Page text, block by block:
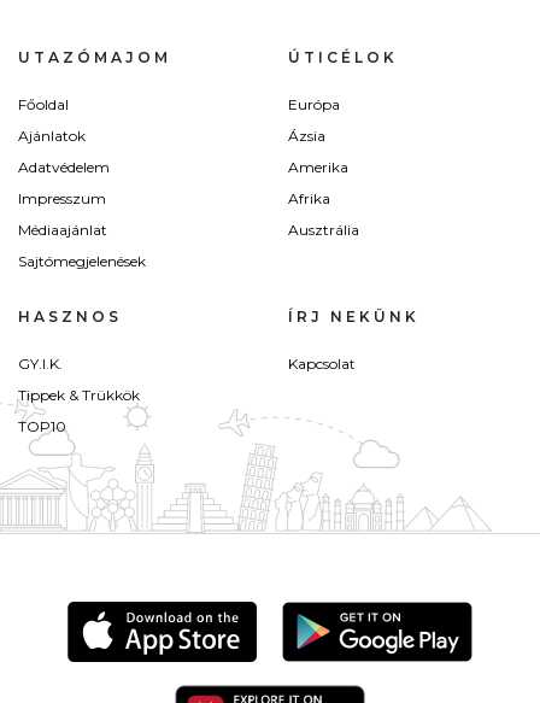
UTAZÓMAJOM
Főoldal
Ajánlatok
Adatvédelem
Impresszum
Médiaajánlat
Sajtómegjelenések
ÚTICÉLOK
Európa
Ázsia
Amerika
Afrika
Ausztrália
HASZNOS
GY.I.K.
Tippek & Trükkök
TOP10
ÍRJ NEKÜNK
Kapcsolat